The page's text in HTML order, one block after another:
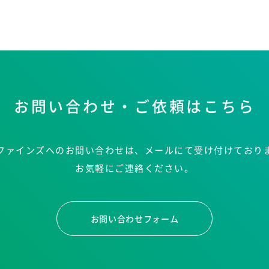
お問い合わせ・ご依頼はこちら
ァインズへのお問い合わせは、メールにて受け付けており
お気軽にご連絡ください。
お問い合わせフォーム